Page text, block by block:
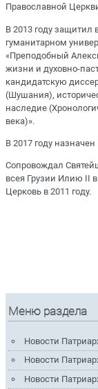
Православной
В 2013 году защитил
гуманитарном
«Преподобный
жизни и духовно-
кандидатскую
(Шушания),
наследие
века)».
В 2017 году
Сопровождал
всея Грузии Илию II
Церковь в 2011 году.
Меню раздела
Новости
Новости
Новости